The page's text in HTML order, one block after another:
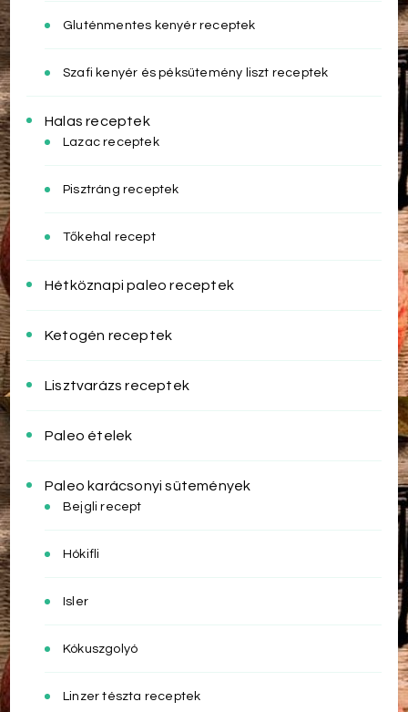
Gluténmentes kenyér receptek
Szafi kenyér és péksütemény liszt receptek
Halas receptek
Lazac receptek
Pisztráng receptek
Tőkehal recept
Hétköznapi paleo receptek
Ketogén receptek
Lisztvarázs receptek
Paleo ételek
Paleo karácsonyi sütemények
Bejgli recept
Hókifli
Isler
Kókuszgolyó
Linzer tészta receptek